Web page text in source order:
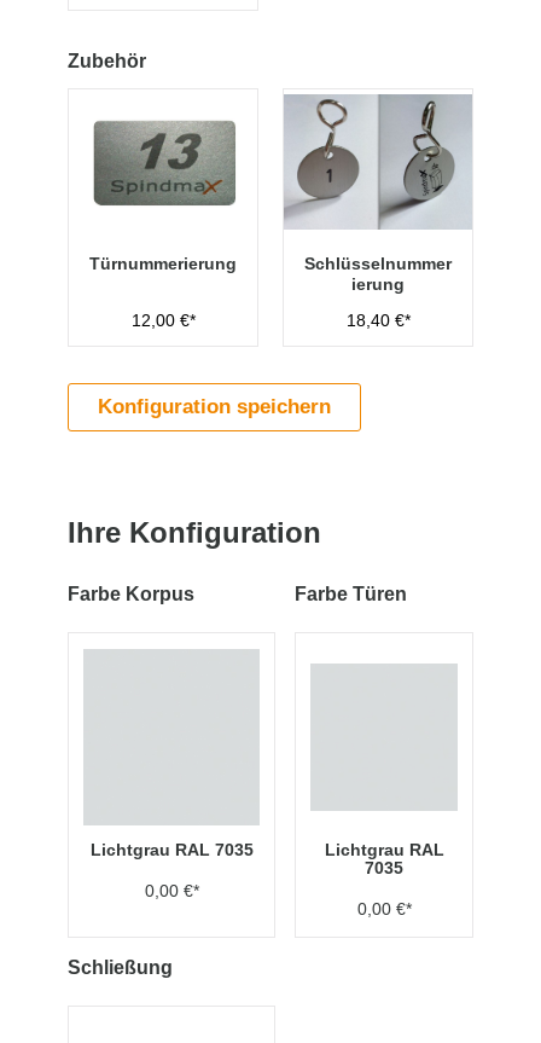
Zubehör
Türnummerierung
12,00 €*
Schlüsselnummer
ierung
18,40 €*
Konfiguration speichern
Ihre Konfiguration
Farbe Korpus
Lichtgrau RAL 7035
0,00 €*
Farbe Türen
Lichtgrau RAL
7035
0,00 €*
Schließung